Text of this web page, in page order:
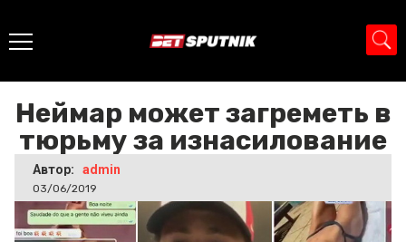
Неймар может загреметь в тюрьму
Неймар может загреметь в
тюрьму за изнасилование
Автор: admin
03/06/2019